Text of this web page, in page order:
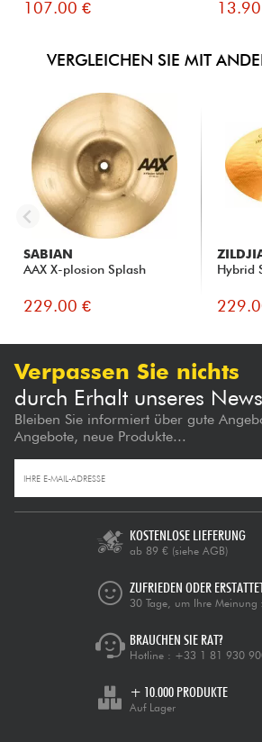
107.00 €
VERGLEICHEN SIE MIT
SABIAN
AAX X-plosion Splash
229.00 €
Hybrid
Verpassen Sie nichts
durch Erhalt unseres
Bleiben Sie informiert über gute
Angebote, neue Produkte...
KOSTENLOSE LIEFERUNG
ab 89 € (siehe AGB)
ZUFRIEDEN ODER
30 Tage, um Ihre Meinung
BRAUCHEN SIE RAT?
Hotline : +33 1 81 930
+ 10.000 PRODUKTE
Auf Lager